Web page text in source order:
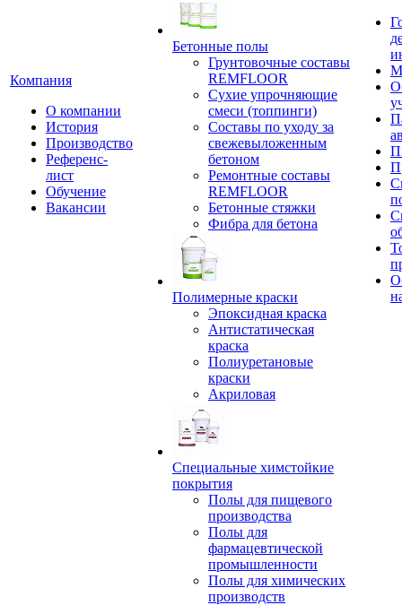
Компания
О компании
История
Производство
Референс-
лист
Обучение
Вакансии
Бетонные полы
Грунтовочные составы
REMFLOOR
Сухие упрочняющие
смеси (топпинги)
Составы по уходу за
свежевыложенным
бетоном
Ремонтные составы
REMFLOOR
Бетонные стяжки
Фибра для бетона
Полимерные краски
Эпоксидная краска
Антистатическая
краска
Полиуретановые
краски
Акриловая
Специальные химстойкие
покрытия
Полы для пищевого
производства
Полы для
фармацевтической
промышленности
Полы для химических
производств